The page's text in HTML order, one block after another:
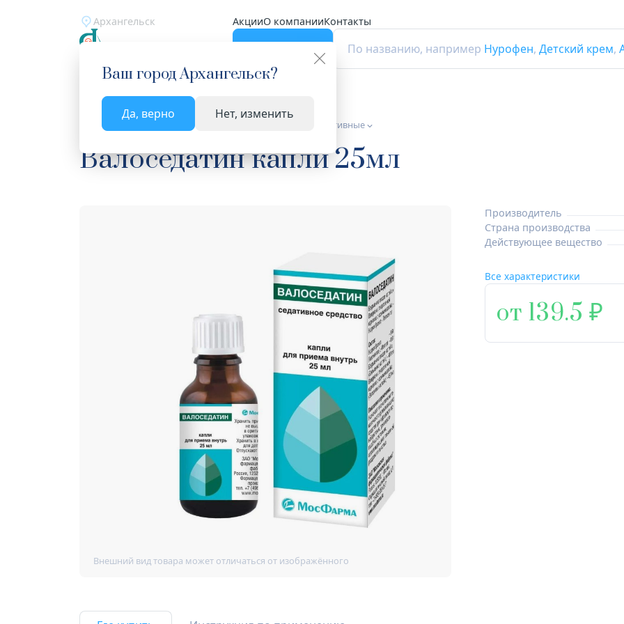
Архангельск АкцииО компанииКонтакты
По названию, например Нурофен, Детский крем,
Ваш городАрхангельск?
Да, верно Нет, изменить
Главная Каталог Лекарства и БАД Средства седативные
Валоседатин капли 25мл
Производитель
Страна производства
Действующее вещество
Все характеристики
от 139.5